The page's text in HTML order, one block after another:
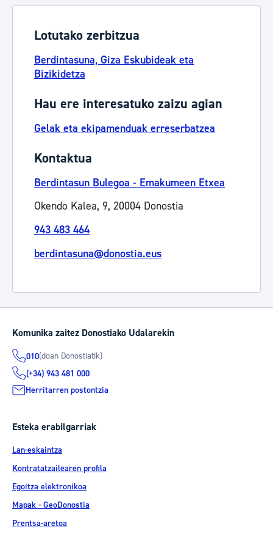
Lotutako zerbitzua
Berdintasuna, Giza Eskubideak eta
Bizikidetza
Hau ere interesatuko zaizu agian
Gelak eta ekipamenduak erreserbatzea
Kontaktua
Berdintasun Bulegoa - Emakumeen Etxea
Okendo Kalea, 9, 20004 Donostia
943 483 464
berdintasuna@donostia.eus
Komunika zaitez Donostiako Udalarekin
010(doan Donostiatik)
(+34) 943 481 000
Herritarren postontzia
Esteka erabilgarriak
Lan-eskaintza
Kontratatzailearen profila
Egoitza elektronikoa
Mapak - GeoDonostia
Prentsa-aretoa